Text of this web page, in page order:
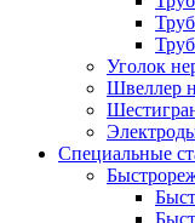
Уголок
Швеллер
Специальные